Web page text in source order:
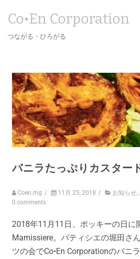
Co•En Corporation
つながる・ひろがる
バニラたっぷりカスター
Coen.mg / 11月 25, 2018 / お知らせ
0 comments
2018年11月11日、ポッキーの日に
Mamissiere。パティシエの堀田さ
ツの会でCo•En Corporationのバニ